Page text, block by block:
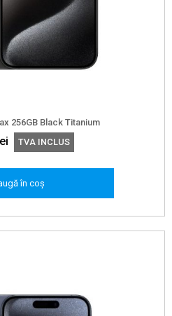
256GB Black Titanium
TVA INCLUS
în coș